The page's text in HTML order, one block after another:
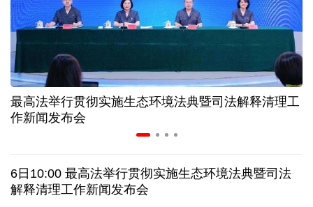
7月份中国仓储指数保持扩张 行业运行韧性较强
小球赛撬动大消费 体育赛事激活城市发展新动能
“电影+文旅”深度融合 光影经济撬动暑期消费新蓝海
俄黑客称获取北约直接参与袭击俄领土证据
最高法举行贯彻实施生态环境法典暨司法解释清理工
作新闻发布会
6日10:00 最高法举行贯彻实施生态环境法典暨司法
解释清理工作新闻发布会